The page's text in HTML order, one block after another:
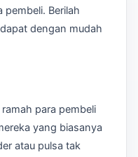
Berilah
dengan mudah
para pembeli
yang biasanya
atau pulsa tak